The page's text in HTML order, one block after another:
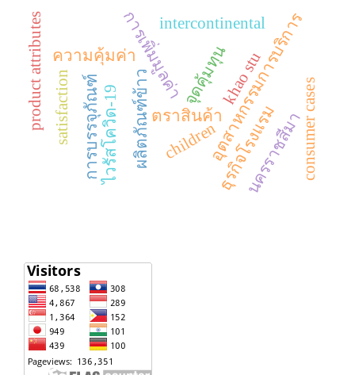
ไวรัสโควิด-19ผลิตภัณฑ์ข้าว
การเพิ่มมูลค่า
การบรรจุภัณฑ์ ตราสินค้าอุตสาหกรรมการบริการ
ธุรกิจโรงแรม
จุดคุ้มทุน
ความคุ้มค่า
intercontinental
นครราชสีมา
satisfaction consumer cases
product attributes
children
khao stu